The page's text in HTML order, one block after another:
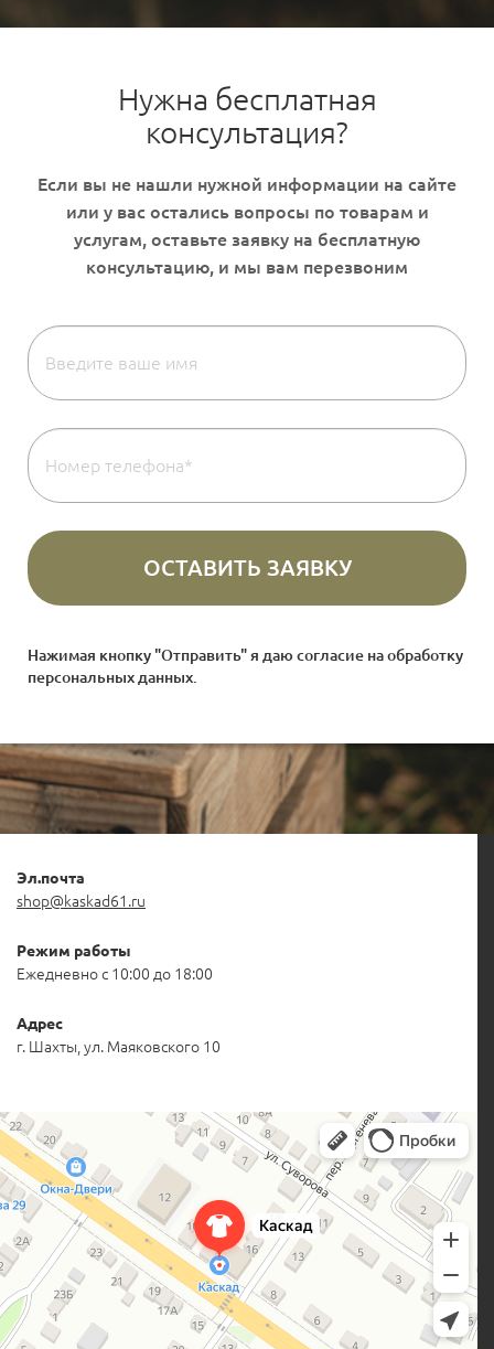
Нужна бесплатная
консультация?
Нажимая кнопку "Отправить" я даю согласие наобработку
персональных данных.
Эл.почта
shop@kaskad61.ru
Режим работы
Ежедневно с 10:00 до 18:00
Адрес
г. Шахты, ул. Маяковского 10